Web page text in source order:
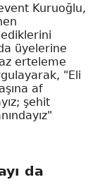
Kuruoğlu,
üyelerine
erteleme
"Eli
af
şehit
da